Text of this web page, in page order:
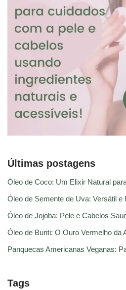
Últimas postagens
Óleo de Coco: Um Elixir Natural
Óleo de Semente de Uva: Versátil e
Óleo de Jojoba: Pele e Cabelos
Óleo de Buriti: O Ouro Vermelho da
Panquecas Americanas Veganas:
Tags